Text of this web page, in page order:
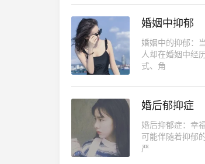
婚姻中抑郁
婚姻中的抑郁：
人却在婚姻中经
式、角
婚后郁抑症
婚后抑郁症：幸
可能伴随着抑郁
严